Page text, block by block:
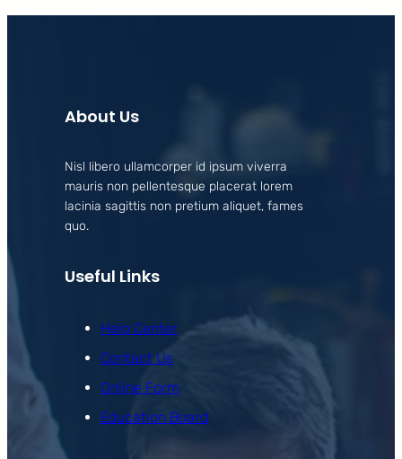
About Us
Nisl libero ullamcorper id ipsum viverra
mauris non pellentesque placerat lorem
lacinia sagittis non pretium aliquet, fames
quo.
Useful Links
Help Center
Contact Us
Online Form
Education Board